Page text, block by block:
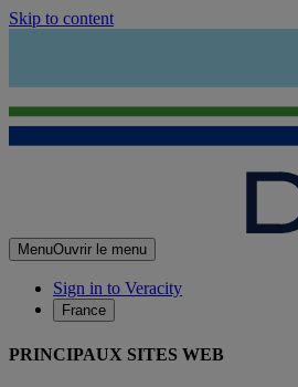
Skip to content
MenuOuvrir le menu
Sign in to Veracity
France
PRINCIPAUX SITES WEB